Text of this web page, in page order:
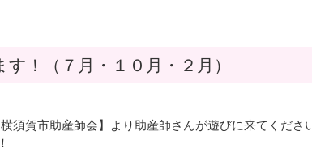
！（７月・１０月・２月）
須賀市助産師会】より助産師さんが遊びに来てくださ